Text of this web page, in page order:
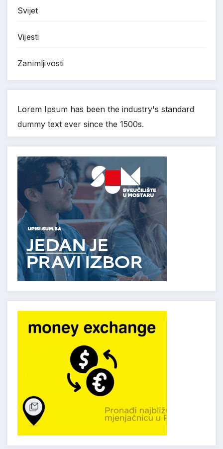
Svijet
Vijesti
Zanimljivosti
Lorem Ipsum has been the industry's standard
dummy text ever since the 1500s.